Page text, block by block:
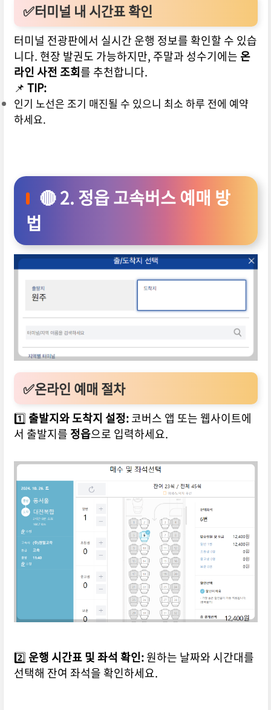
✅터미널 내 시간표 확인
터미널 전광판에서 실시간 운행 정보를 확인할 수 있습
니다. 현장 발권도 가능하지만, 주말과 성수기에는 온
라인 사전 조회를 추천합니다.
📌 TIP:
인기 노선은 조기 매진될 수 있으니 최소 하루 전에 예약
하세요.
🔴 2. 정읍 고속버스 예매 방
법
✅온라인 예매 절차
1️⃣ 출발지와 도착지 설정:코버스 앱 또는 웹사이트에
서 출발지를 정읍으로 입력하세요.
2️⃣ 운행 시간표 및 좌석 확인:원하는 날짜와 시간대를
선택해 잔여 좌석을 확인하세요.